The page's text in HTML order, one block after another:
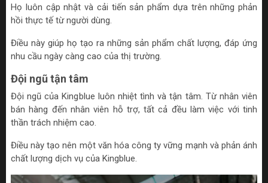
Họ luôn cập nhật và cải tiến sản phẩm dựa trên những phản
hồi thực tế từ người dùng.
Điều này giúp họ tạo ra những sản phẩm chất lượng, đáp ứng
nhu cầu ngày càng cao của thị trường.
Đội ngũ tận tâm
Đội ngũ của Kingblue luôn nhiệt tình và tận tâm. Từ nhân viên
bán hàng đến nhân viên hỗ trợ, tất cả đều làm việc với tinh
thần trách nhiệm cao.
Điều này tạo nên một văn hóa công ty vững mạnh và phản ánh
chất lượng dịch vụ của Kingblue.